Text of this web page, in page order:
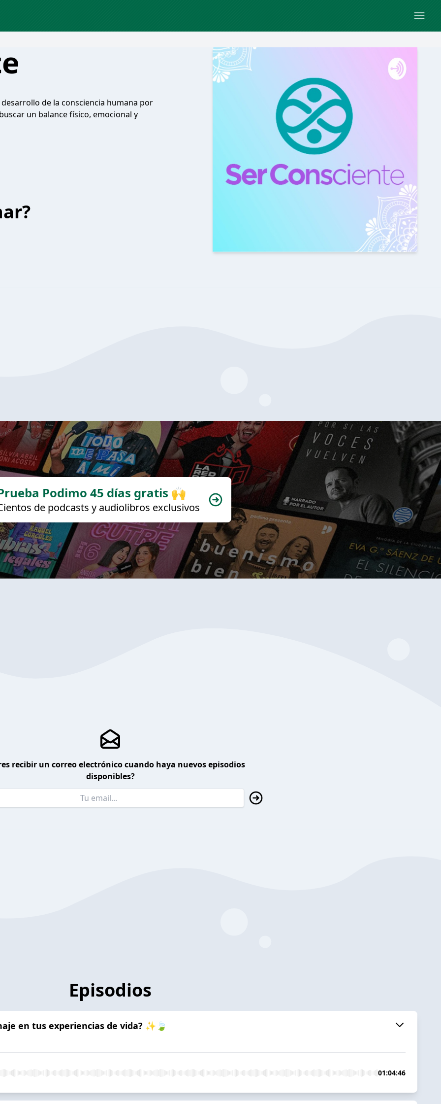
desarrollo de la consciencia humana por
un balance físico, emocional y
Podimo 45 días gratis 🙌
de podcasts y audiolibros exclusivos
recibir un correo electrónico cuando haya nuevos episodios
disponibles?
Episodios
en tus experiencias de vida? ✨🍃
01:04:46